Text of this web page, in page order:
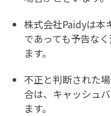
株式会社Paidyは本
であっても予告な
ます。
不正と判断された
合は、キャッシュ
ます。